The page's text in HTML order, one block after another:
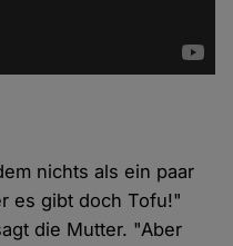
nichts als ein paar
es gibt doch Tofu!"
die Mutter. "Aber